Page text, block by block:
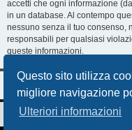
Questo sito utilizza
migliore navigazione
Ulteriori informazioni
accetti che ogni informazione
in un database. Al contempo
nessuno senza il tuo consenso,
responsabili per qualsiasi
queste informazioni.
Sito Web Forum